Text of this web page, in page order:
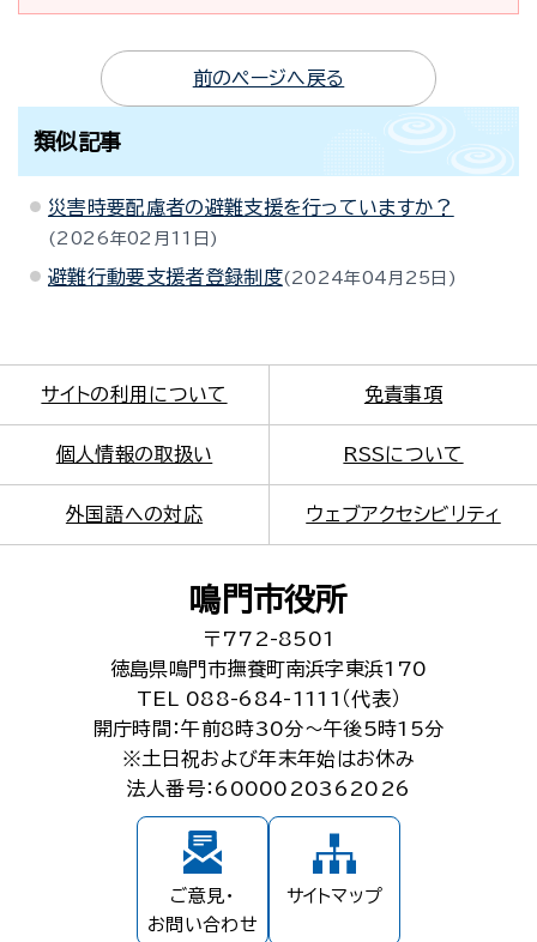
前のページへ戻る
類似記事
災害時要配慮者の避難支援を行っていますか？
2026年02月11日
避難行動要支援者登録制度 2024年04月25日
サイトの利用について 免責事項
個人情報の取扱い RSSについて
外国語への対応 ウェブアクセシビリティ
鳴門市役所
〒772-8501
徳島県鳴門市撫養町南浜字東浜170
TEL 088-684-1111（代表）
開庁時間：午前8時30分～午後5時15分
※土日祝および年末年始はお休み
法人番号：6000020362026
ご意見・
お問い合わせ
サイトマップ